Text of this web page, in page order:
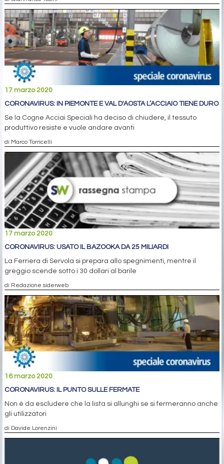
17 marzo 2020
CORONAVIRUS: IN PIEMONTE E VAL D'AOSTA L’ACCIAIO TIENE DURO
Se la Cogne Acciai Speciali ha deciso di chiudere, il tessuto
produttivo resiste e vuole andare avanti
di Marco Torricelli
17 marzo 2020
CORONAVIRUS: USATO IL BAZOOKA DA 25 MILIARDI
La Ferriera di Servola si prepara allo spegnimenti, mentre il
greggio scende sotto i 30 dollari al barile
di Redazione siderweb
16 marzo 2020
CORONAVIRUS: IL PUNTO SULLE FERMATE
Non è da escludere che la lista si allunghi se si fermeranno anche
gli utilizzatori
di Davide Lorenzini